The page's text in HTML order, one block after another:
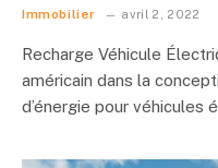
Immobilier avril 2, 2022
Recharge Véhicule
américain dans la
d’énergie pour véhicules